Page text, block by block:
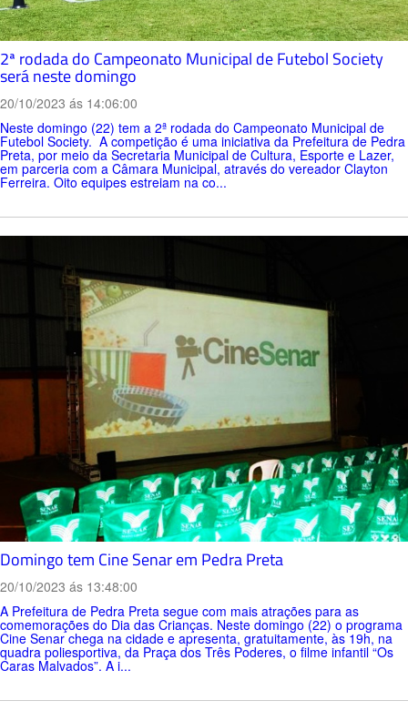
2ª rodada do Campeonato Municipal de Futebol Society
será neste domingo
20/10/2023 ás 14:06:00
Neste domingo (22) tem a 2ª rodada do Campeonato Municipal de
Futebol Society. A competição é uma iniciativa da Prefeitura de Pedra
Preta, por meio da Secretaria Municipal de Cultura, Esporte e Lazer,
em parceria com a Câmara Municipal, através do vereador Clayton
Ferreira. Oito equipes estreiam na co...
Domingo tem Cine Senar em Pedra Preta
20/10/2023 ás 13:48:00
A Prefeitura de Pedra Preta segue com mais atrações para as
comemorações do Dia das Crianças. Neste domingo (22) o programa
Cine Senar chega na cidade e apresenta, gratuitamente, às 19h, na
quadra poliesportiva, da Praça dos Três Poderes, o filme infantil “Os
Caras Malvados”. A i...